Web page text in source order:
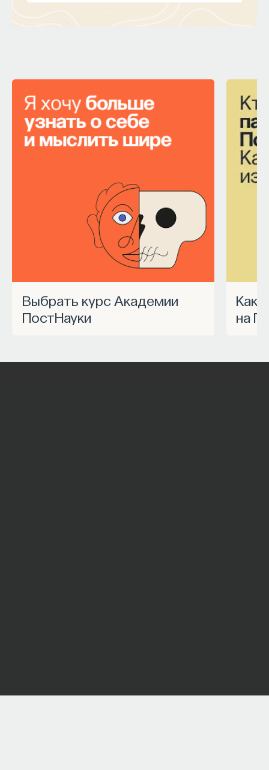
Выбрать курс Академии
ПостНауки
Как запустить спецпроект
на